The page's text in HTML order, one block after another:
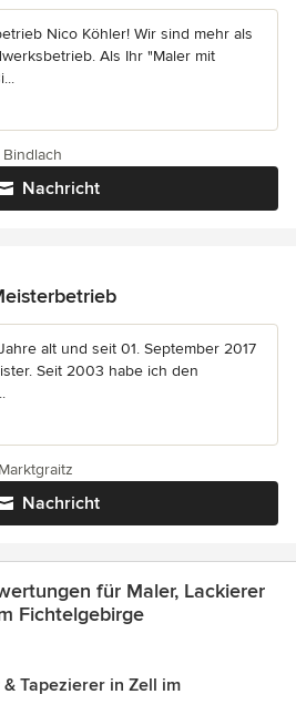
Nico Köhler! Wir sind mehr als
Als Ihr "Maler mit
Nachricht
alt und seit 01. September 2017
Seit 2003 habe ich den
Nachricht
für Maler, Lackierer
Fichtelgebirge
Tapezierer in Zell im